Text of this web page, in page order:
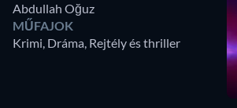
Abdullah Oğuz
MŰFAJOK
Krimi, Dráma, Rejtély és thriller